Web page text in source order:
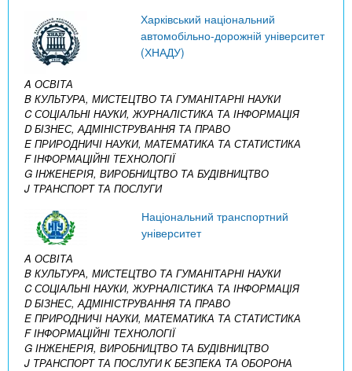
Харківський національний
автомобільно-дорожній університет
(ХНАДУ)
A ОСВІТА
B КУЛЬТУРА, МИСТЕЦТВО ТА ГУМАНІТАРНІ НАУКИ
C СОЦІАЛЬНІ НАУКИ, ЖУРНАЛІСТИКА ТА ІНФОРМАЦІЯ
D БІЗНЕС, АДМІНІСТРУВАННЯ ТА ПРАВО
E ПРИРОДНИЧІ НАУКИ, МАТЕМАТИКА ТА СТАТИСТИКА
F ІНФОРМАЦІЙНІ ТЕХНОЛОГІЇ
G ІНЖЕНЕРІЯ, ВИРОБНИЦТВО ТА БУДІВНИЦТВО
J ТРАНСПОРТ ТА ПОСЛУГИ
Національний транспортний
університет
A ОСВІТА
B КУЛЬТУРА, МИСТЕЦТВО ТА ГУМАНІТАРНІ НАУКИ
C СОЦІАЛЬНІ НАУКИ, ЖУРНАЛІСТИКА ТА ІНФОРМАЦІЯ
D БІЗНЕС, АДМІНІСТРУВАННЯ ТА ПРАВО
E ПРИРОДНИЧІ НАУКИ, МАТЕМАТИКА ТА СТАТИСТИКА
F ІНФОРМАЦІЙНІ ТЕХНОЛОГІЇ
G ІНЖЕНЕРІЯ, ВИРОБНИЦТВО ТА БУДІВНИЦТВО
J ТРАНСПОРТ ТА ПОСЛУГИK БЕЗПЕКА ТА ОБОРОНА